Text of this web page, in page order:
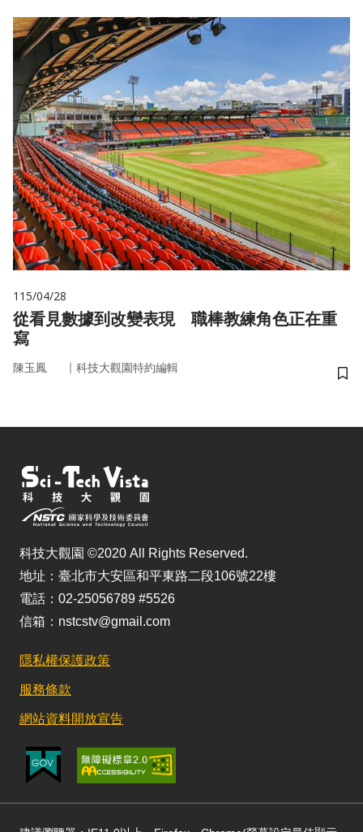
115/04/28
從看見數據到改變表現 職棒教練角色正在重
寫
陳玉鳳 ｜ 科技大觀園特約編輯
儲
科技大觀園 ©2020 All Rights Reserved.
地址：臺北市大安區和平東路二段106號22樓
電話：02-25056789 #5526
信箱：nstcstv@gmail.com
隱私權保護政策
服務條款
網站資料開放宣告